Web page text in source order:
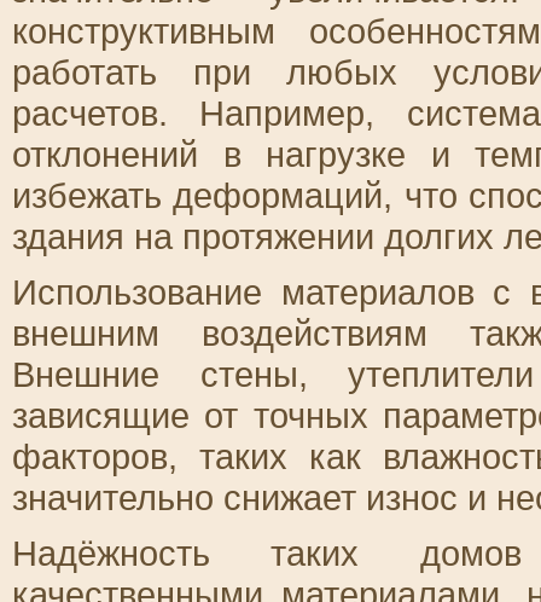
конструктивным
работать при любых
расчетов. Например,
отклонений в нагрузке и
избежать деформаций, что
здания на протяжении долгих
Использование материалов с
внешним воздействиям
Внешние стены,
зависящие от точных
факторов, таких как
значительно снижает износ и
Надёжность таких
качественными